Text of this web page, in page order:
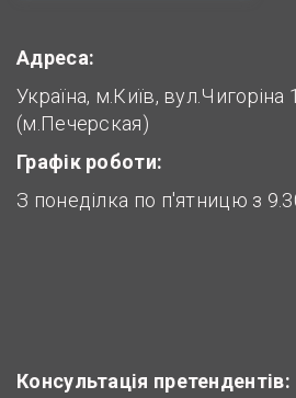
Адреса:
Україна, м.Київ, вул.Чигоріна
(м.Печерская)
Графік роботи:
З понеділка по п'ятницю з
Консультація претендентів: